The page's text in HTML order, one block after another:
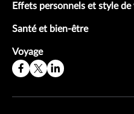
Effets personnels et style de
Santé et bien-être
Voyage